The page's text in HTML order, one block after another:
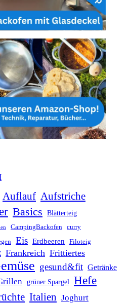
Auflauf Aufstriche
Basics Blätterteig
CampingBackofen curry
Eis Erdbeeren Filoteig
Frankreich Frittiertes
gesund&fit Getränke
grüner Spargel Hefe
Italien Joghurt